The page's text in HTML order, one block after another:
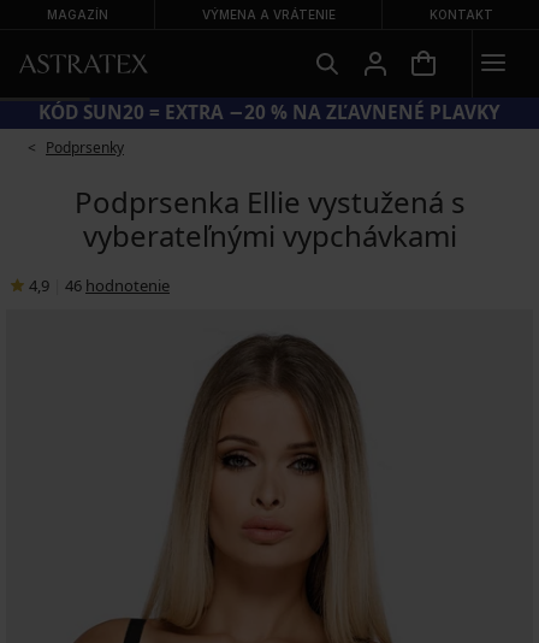
MAGAZÍN VÝMENA A VRÁTENIE KONTAKT
KÓD SUN20 = EXTRA −20 % NA ZĽAVNENÉ PLAVKY
Podprsenky
Podprsenka Ellie vystužená s
vyberateľnými vypchávkami
4,9 46 hodnotenie